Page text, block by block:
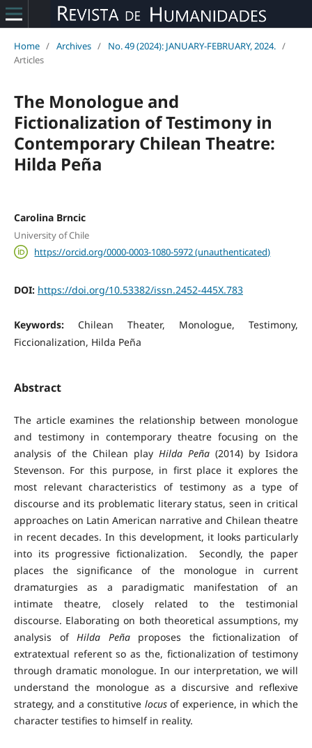
Home / Archives / No. 49 (2024): JANUARY-FEBRUARY, 2024. /
Articles
The Monologue and
Fictionalization of Testimony in
Contemporary Chilean Theatre:
Hilda Peña
Carolina Brncic
University of Chile
https://orcid.org/0000-0003-1080-5972 (unauthenticated)
DOI: https://doi.org/10.53382/issn.2452-445X.783
Keywords: Chilean Theater, Monologue, Testimony,
Ficcionalization, Hilda Peña
Abstract
The article examines the relationship between monologue
and testimony in contemporary theatre focusing on the
analysis of the Chilean play Hilda Peña(2014) by Isidora
Stevenson. For this purpose, in first place it explores the
most relevant characteristics of testimony as a type of
discourse and its problematic literary status, seen in critical
approaches on Latin American narrative and Chilean theatre
in recent decades. In this development, it looks particularly
into its progressive fictionalization. Secondly, the paper
places the significance of the monologue in current
dramaturgies as a paradigmatic manifestation of an
intimate theatre, closely related to the testimonial
discourse. Elaborating on both theoretical assumptions, my
analysis ofHilda Peñaproposes the fictionalization of
extratextual referent so as the, fictionalization of testimony
through dramatic monologue. In our interpretation, we will
understand the monologue as a discursive and reflexive
strategy, and a constitutive locusof experience, in which the
character testifies to himself in reality.